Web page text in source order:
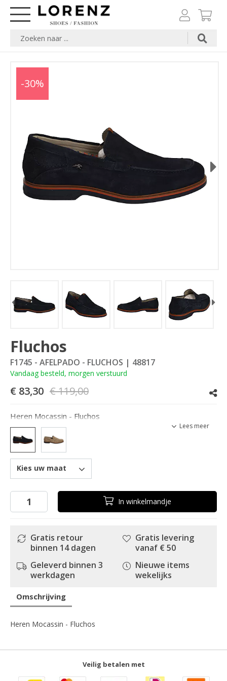
-30%
Next
Fluchos
F1745 - AFELPADO - FLUCHOS | 48817
Vandaag besteld, morgen verstuurd
€ 119,00
€ 83,30
Heren Mocassin - Fluchos
Lees meer
Kies uw maat
In winkelmandje
Gratis retour
binnen 14 dagen
Geleverd binnen 3
werkdagen
Gratis levering
vanaf € 50
Nieuwe items
wekelijks
Omschrijving
Heren Mocassin - Fluchos
Veilig betalen met